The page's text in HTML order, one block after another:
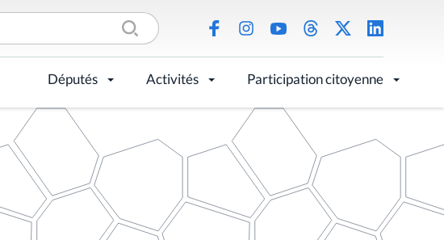
Députés Activités Participation citoyenne